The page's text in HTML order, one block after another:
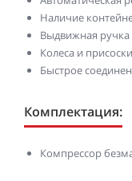
Наличие
Выдвижная ручка
Колеса и присоски
Быстрое
Комплектация:
Компрессор